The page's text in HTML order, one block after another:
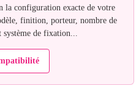
la configuration exacte de votre
finition, porteur, nombre de
de fixation...